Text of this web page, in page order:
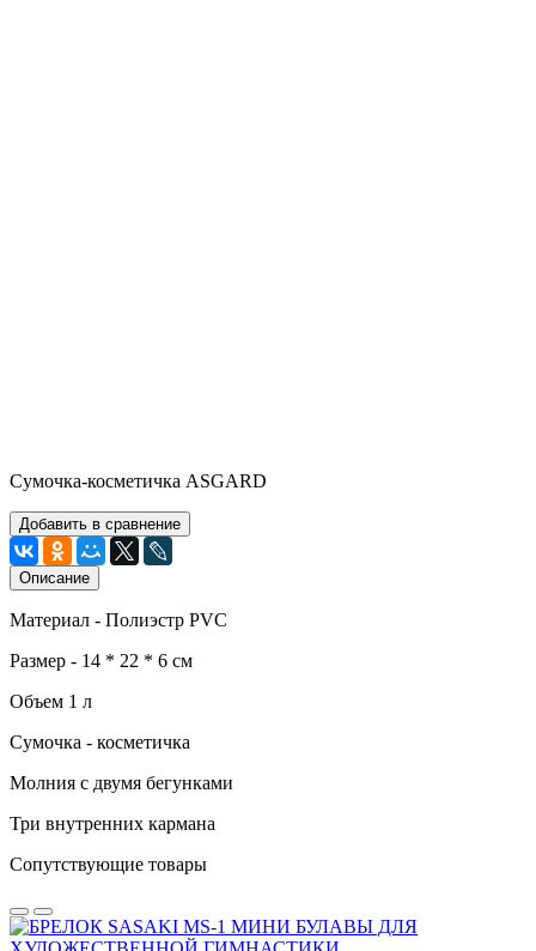
Сумочка-косметичка ASGARD
Добавить в сравнение
Описание
Материал - Полиэстр PVC
Размер - 14 * 22 * 6 см
Объем 1 л
Сумочка - косметичка
Молния с двумя бегунками
Три внутренних кармана
Сопутствующие товары